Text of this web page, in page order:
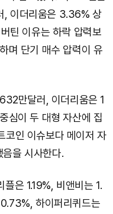
, 이더리움은 3.36% 상
틴 이유는 하락 압력보
며 단기 매수 압력이 유
만달러, 이더리움은 1
심이 두 대형 자산에 집
코인 이슈보다 메이저 자
을 시사한다.
은 1.19%, 비앤비는 1.
하이퍼리퀴드는